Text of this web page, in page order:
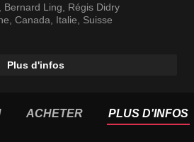
Bernard Ling
Régis Didry
Canada Italie Suisse
Plus d'infos
ACHETER PLUS D'INFOS